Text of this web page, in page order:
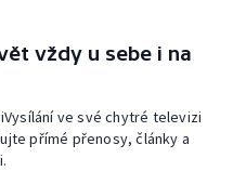
vždy u sebe i na
ve své chytré televizi
přímé přenosy, články a